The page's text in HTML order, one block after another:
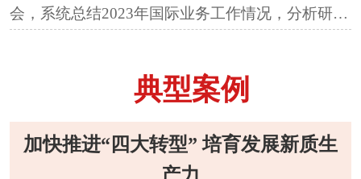
会，系统总结2023年国际业务工作情况，分析研判
典型案例
加快推进“四大转型” 培育发展新质生